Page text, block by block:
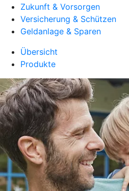
Zukunft & Vorsorgen
Versicherung & Schützen
Geldanlage & Sparen
Übersicht
Produkte